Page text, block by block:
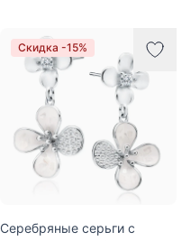
Скидка -15%
Серебряные серьги с